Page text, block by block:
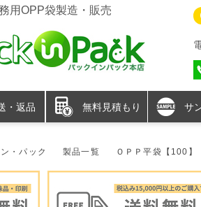
用OPP袋製造・販売
・返品 無料見積もり サ
・パック 製品一覧 ＯＰＰ平袋【100】